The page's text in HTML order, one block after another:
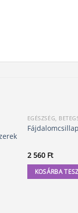
EGÉSZSÉG,
2 560 Ft
KOSÁRBA